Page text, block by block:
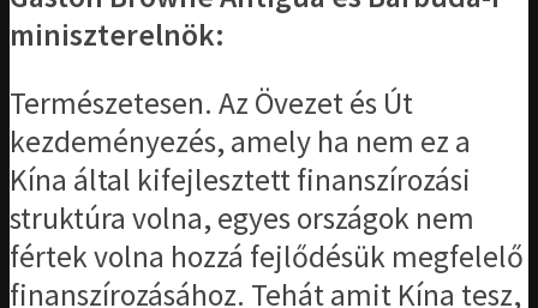
miniszterelnök:
Természetesen. Az Övezet és Út
kezdeményezés, amely ha nem ez a
Kína által kifejlesztett finanszírozási
struktúra volna, egyes országok nem
fértek volna hozzá fejlődésük megfelelő
finanszírozásához. Tehát amit Kína tesz,